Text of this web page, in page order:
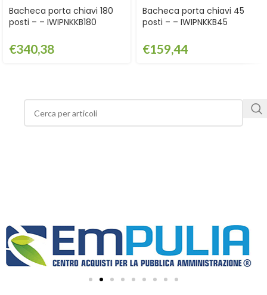
Bacheca porta chiavi 180
posti – – IWIPNKKB180
€340,38
Bacheca porta chiavi 45
posti – – IWIPNKKB45
€159,44